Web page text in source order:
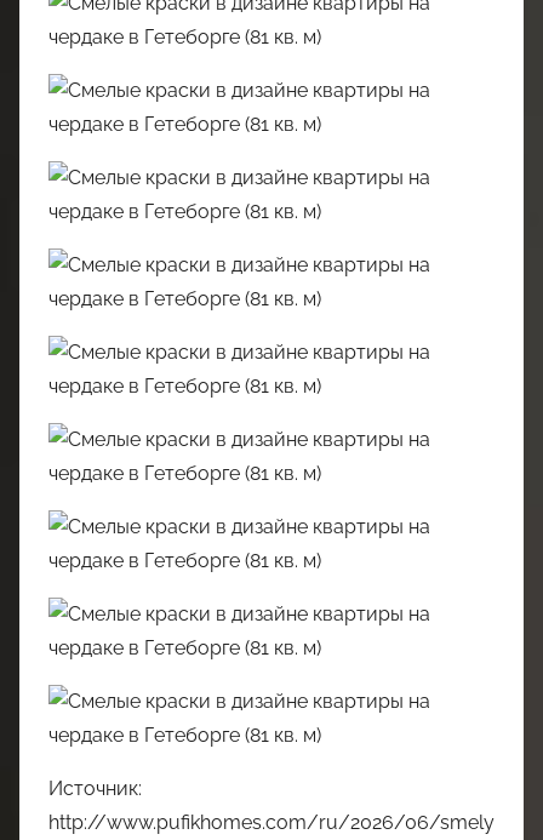
Источник:
http://www.pufikhomes.com/ru/2026/06/smely